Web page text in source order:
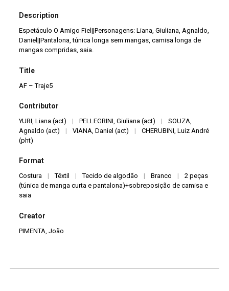
Description
Espetáculo O Amigo Fiel||Personagens: Liana, Giuliana, Agnaldo,
Daniel||Pantalona, túnica longa sem mangas, camisa longa de
mangas compridas, saia.
Title
AF – Traje5
Contributor
YURI, Liana (act) | PELLEGRINI, Giuliana (act) |
SOUZA,
Agnaldo (act)
| VIANA, Daniel (act) |
CHERUBINI, Luiz André
(pht)
Format
Costura | Têxtil | Tecido de algodão | Branco |
2 peças
(túnica de manga curta e pantalona)+sobreposição de camisa e
saia
Creator
PIMENTA, João